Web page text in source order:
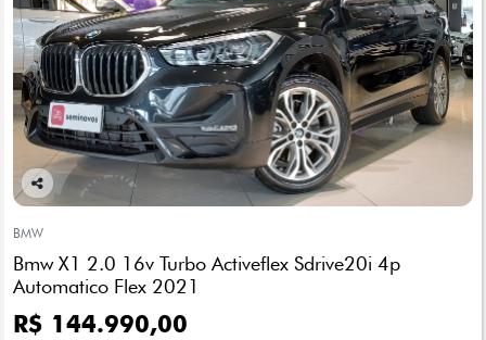
Co
arti
lhe
BMW
Bmw X1 2.0 16v Turbo Activeflex Sdrive20i 4p
Automatico Flex 2021
R$ 144.990,00